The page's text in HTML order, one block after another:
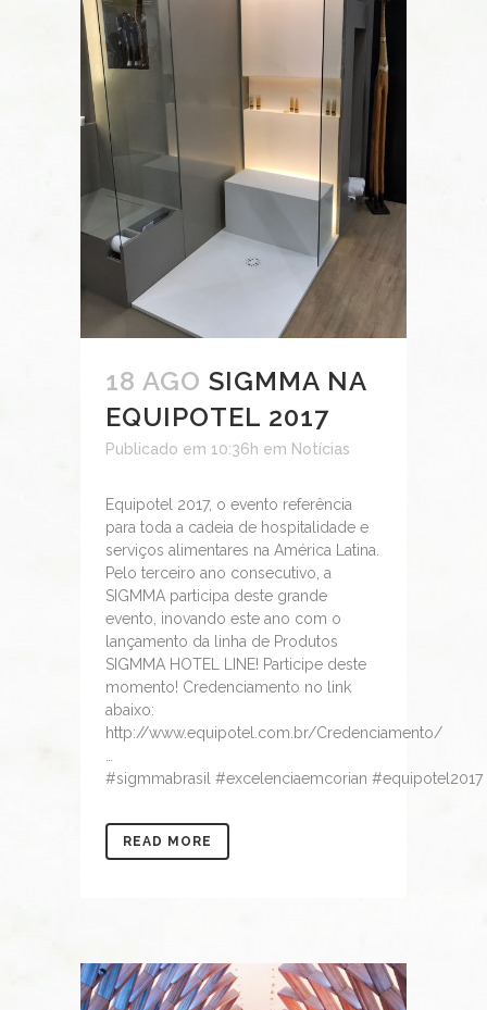
18 AGO SIGMMA NA
EQUIPOTEL 2017
Publicado em 10:36h em Notícias
Equipotel 2017, o evento referência
para toda a cadeia de hospitalidade e
serviços alimentares na América Latina.
Pelo terceiro ano consecutivo, a
SIGMMA participa deste grande
evento, inovando este ano com o
lançamento da linha de Produtos
SIGMMA HOTEL LINE! Participe deste
momento! Credenciamento no link
abaixo:
http://www.equipotel.com.br/Credenciamento/
#sigmmabrasil #excelenciaemcorian
READ MORE